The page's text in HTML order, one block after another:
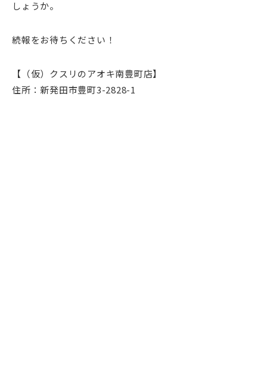
しょうか。
続報をお待ちください！
【（仮）クスリのアオキ南豊町店】
住所：新発田市豊町3-2828-1